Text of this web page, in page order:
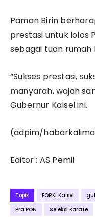
Paman Birin
prestasi untuk lolos
sebagai tuan rumah
“Sukses prestasi,
manyarah, wajah
Gubernur Kalsel ini.
(adpim/
Editor : AS Pemil
Topik FORKI Kalsel
Pra PON
Seleksi Karate